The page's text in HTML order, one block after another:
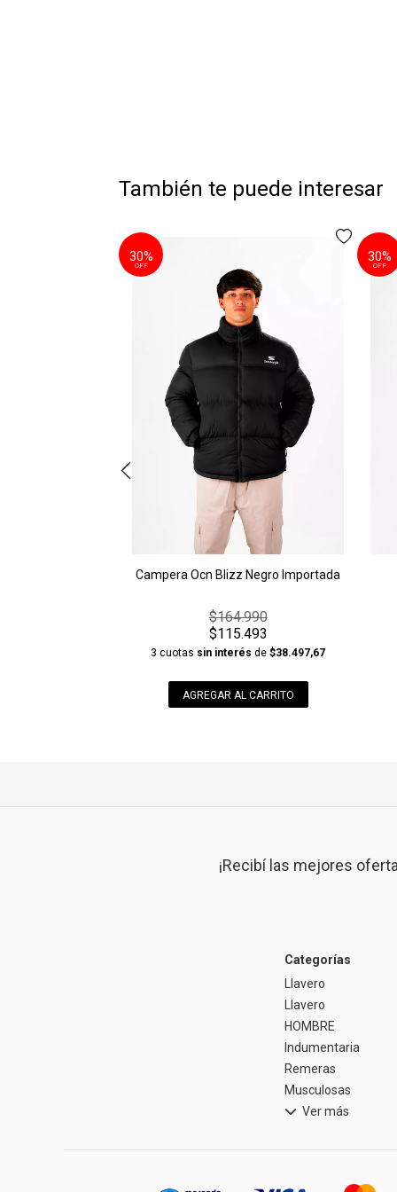
También te puede interesar
Campera Ocn Blizz Negro Importada
30%
OFF
$164.990
$115.493
3 cuotas sin interés de$38.497,67
AGREGAR AL CARRITO
30%
OFF
¡Recibí las mejores
Categorías
Llavero
Llavero
HOMBRE
Indumentaria
Remeras
Musculosas
Ver más